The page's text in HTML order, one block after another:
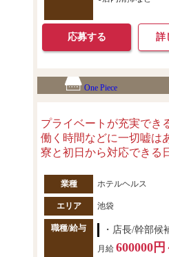
応募する 詳
One Piece
プライベートが充実でき
働く時間などに一切嘘は
寮と初日から対応できる
業種 ホテルヘルス
エリア 池袋
職種/給与 ・店長/幹部候
月給 600000円